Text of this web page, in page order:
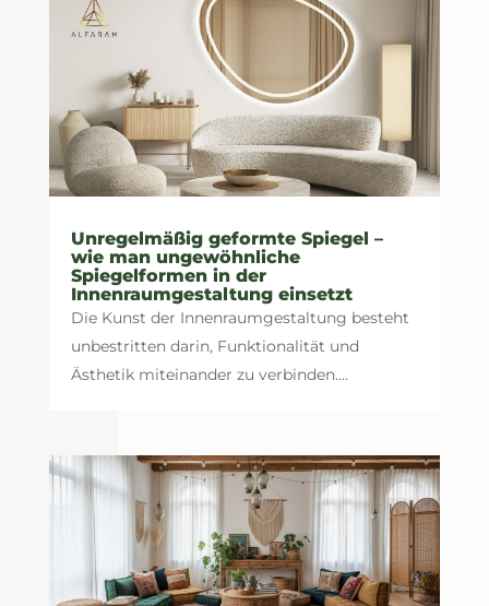
Unregelmäßig geformte Spiegel –
wie man ungewöhnliche
Spiegelformen in der
Innenraumgestaltung einsetzt
Die Kunst der Innenraumgestaltung besteht
unbestritten darin, Funktionalität und
Ästhetik miteinander zu verbinden....